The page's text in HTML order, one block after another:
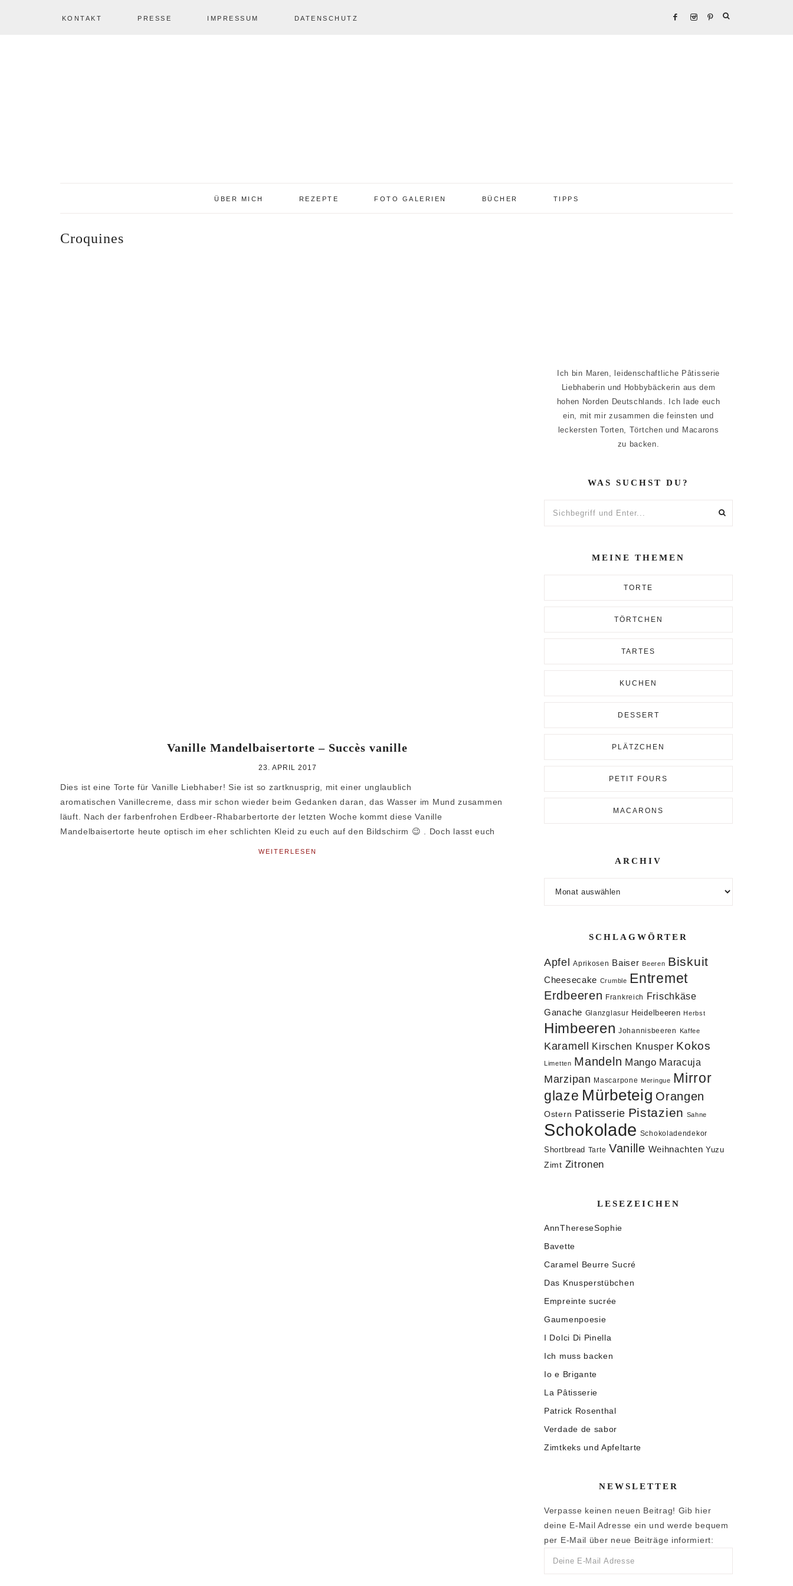
KONTAKT PRESSE IMPRESSUM DATENSCHUTZ
ÜBER MICH REZEPTE FOTO GALERIEN BÜCHER TIPPS
Croquines
Vanille Mandelbaisertorte – Succès vanille
23. APRIL 2017
Dies ist eine Torte für Vanille Liebhaber! Sie ist so zartknusprig, mit einer unglaublich
aromatischen Vanillecreme, dass mir schon wieder beim Gedanken daran, das Wasser im Mund zusammen
läuft. Nach der farbenfrohen Erdbeer-Rhabarbertorte der letzten Woche kommt diese Vanille
Mandelbaisertorte heute optisch im eher schlichten Kleid zu euch auf den Bildschirm 😉 . Doch lasst euch
WEITERLESEN
Ich bin Maren, leidenschaftliche Pâtisserie
Liebhaberin und Hobbybäckerin aus dem
hohen Norden Deutschlands. Ich lade euch
ein, mit mir zusammen die feinsten und
leckersten Torten, Törtchen und Macarons
zu backen.
WAS SUCHST DU?
MEINE THEMEN
TORTE
TÖRTCHEN
TARTES
KUCHEN
DESSERT
PLÄTZCHEN
PETIT FOURS
MACARONS
ARCHIV
SCHLAGWÖRTER
Apfel Aprikosen Baiser Beeren Biskuit
Cheesecake Crumble Entremet
Erdbeeren Frankreich Frischkäse
Ganache Glanzglasur Heidelbeeren Herbst
Himbeeren Johannisbeeren Kaffee
Karamell Kirschen Knusper Kokos
Limetten Mandeln Mango Maracuja
Marzipan Mascarpone Meringue Mirror
glaze Mürbeteig Orangen
Ostern Patisserie Pistazien Sahne
Schokolade Schokoladendekor
Shortbread Tarte Vanille Weihnachten Yuzu
Zimt Zitronen
LESEZEICHEN
AnnThereseSophie
Bavette
Caramel Beurre Sucré
Das Knusperstübchen
Empreinte sucrée
Gaumenpoesie
I Dolci Di Pinella
Ich muss backen
Io e Brigante
La Pâtisserie
Patrick Rosenthal
Verdade de sabor
Zimtkeks und Apfeltarte
NEWSLETTER
Verpasse keinen neuen Beitrag! Gib hier
deine E-Mail Adresse ein und werde bequem
per E-Mail über neue Beiträge informiert: